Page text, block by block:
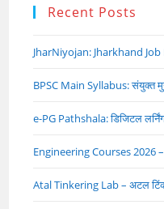
Recent Posts
JharNiyojan: Jharkhand
BPSC Main Syllabus: संयुक्त
e-PG Pathshala: डिजिटल
Engineering Courses 2026 –
Atal Tinkering Lab – अटल